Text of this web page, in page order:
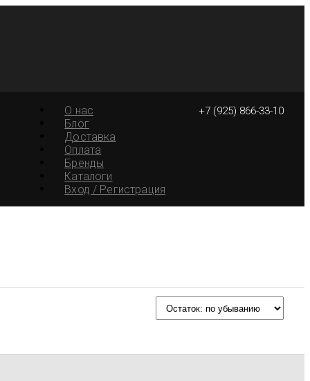
+7 (925) 866-33-10
О нас
Блог
Доставка
Оплата
Бренды
Каталоги
Вход / Регистрация